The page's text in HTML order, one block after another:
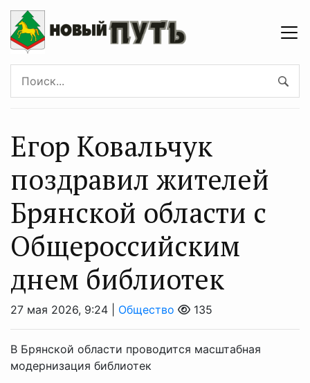
Егор Ковальчук
поздравил жителей
Брянской области с
Общероссийским
днем библиотек
27 мая 2026, 9:24 | Общество 135
В Брянской области проводится масштабная
модернизация библиотек